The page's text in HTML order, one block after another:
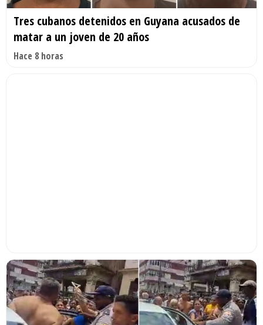
Tres cubanos detenidos en Guyana acusados de
matar a un joven de 20 años
Hace 8 horas